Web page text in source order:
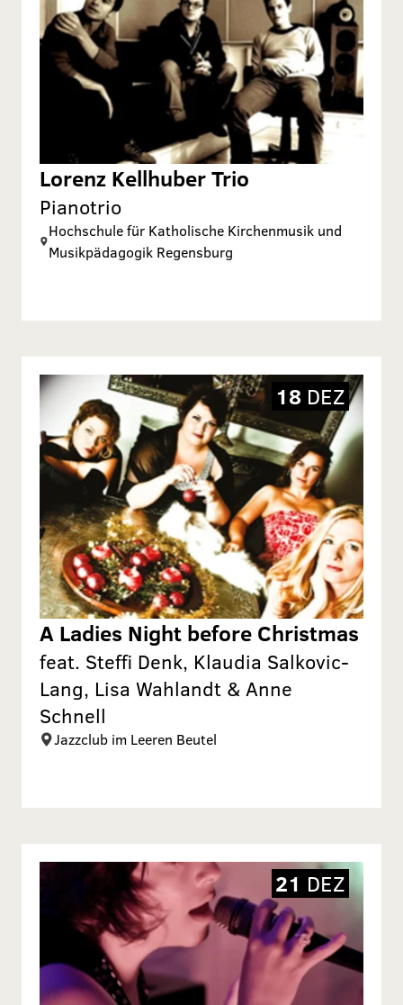
Lorenz Kellhuber Trio
Pianotrio
Hochschule für Katholische Kirchenmusik und
Musikpädagogik Regensburg
A Ladies Night before Christmas
feat. Steffi Denk, Klaudia Salkovic-
Lang, Lisa Wahlandt & Anne
Schnell
Jazzclub im Leeren Beutel
18 DEZ
21 DEZ